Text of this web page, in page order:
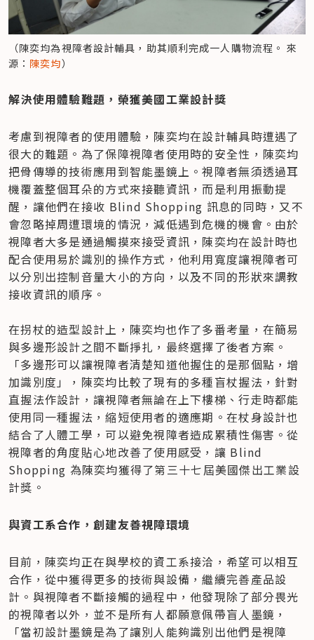
（陳奕均為視障者設計輔具，助其順利完成一人購物流程。 來
源： 陳奕均）
解決使用體驗難題，榮獲美國工業設計獎
考慮到視障者的使用體驗，陳奕均在設計輔具時遭遇了
很大的難題。為了保障視障者使用時的安全性，陳奕均
把骨傳導的技術應用到智能墨鏡上。視障者無須透過耳
機覆蓋整個耳朵的方式來接聽資訊，而是利用振動提
醒，讓他們在接收 Blind Shopping 訊息的同時，又不
會忽略掉周遭環境的情況，減低遇到危機的機會。由於
視障者大多是通過觸摸來接受資訊，陳奕均在設計時也
配合使用易於識別的操作方式，他利用寬度讓視障者可
以分別出控制音量大小的方向，以及不同的形狀來調教
接收資訊的順序。
在拐杖的造型設計上，陳奕均也作了多番考量，在簡易
與多邊形設計之間不斷掙扎，最終選擇了後者方案。
「多邊形可以讓視障者清楚知道他握住的是那個點，增
加識別度」，陳奕均比較了現有的多種盲杖握法，針對
直握法作設計，讓視障者無論在上下樓梯、行走時都能
使用同一種握法，縮短使用者的適應期。在杖身設計也
結合了人體工學，可以避免視障者造成累積性傷害。從
視障者的角度貼心地改善了使用感受，讓 Blind
Shopping 為陳奕均獲得了第三十七屆美國傑出工業設
計獎。
與資工系合作，創建友善視障環境
目前，陳奕均正在與學校的資工系接洽，希望可以相互
合作，從中獲得更多的技術與設備，繼續完善產品設
計。與視障者不斷接觸的過程中，他發現除了部分畏光
的視障者以外，並不是所有人都願意佩帶盲人墨鏡，
「當初設計墨鏡是為了讓別人能夠識別出他們是視障